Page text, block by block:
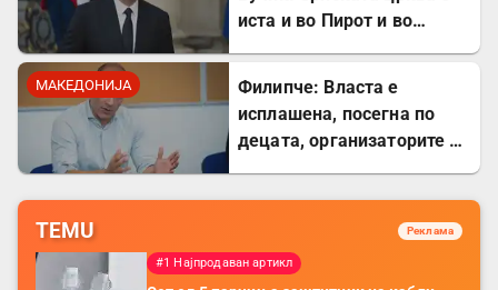
иста и во Пирот и во
МАКЕДОНИЈА
Филипче: Власта е
исплашена, посегна по
децата, организаторите и
TEMU Реклама
#1 Најпродаван артикл